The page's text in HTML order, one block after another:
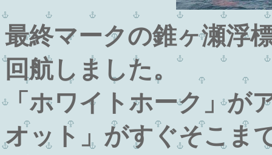
最終マークの錐ヶ瀬浮
回航しました。
「ホワイトホーク」が
オット」がすぐそこま